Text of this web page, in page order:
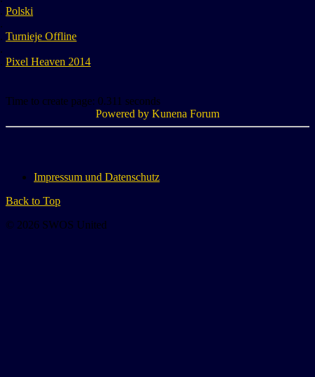
Polski
Turnieje Offline
Pixel Heaven 2014
Time to create page: 0.311 seconds
Powered by Kunena Forum
Impressum und Datenschutz
Back to Top
© 2026 SWOS United